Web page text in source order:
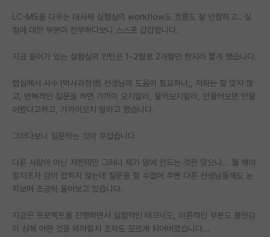
LC-MS를 다루는 대사체 실험실의 workflow도 흐름도 잘 안잡히고.. 실
험에 대한 부분이 전무하다보니 스스로 갑갑합니다.
지금 들어가 있는 실험실의 인턴은 1~2월로 2개월만 한지라 짧게 했습니다.
랩실에서 사수 (박사과정생) 선생님의 도움이 필요하나,, 저와는 잘 맞지 않
고, 반복적인 질문을 하면 가까이 오지말라, 물어보지말라, 안물어보면 안물
어봤다고하고, 가까이오지 말라고 했습니다.
그러다보니 질문하는 것이 무섭습니다
다른 사람이 아닌 저한테만 그러니 제가 맘에 안드는 것은 맞으나... 뭘 해야
할지조차 감이 잡히지 않는데 질문을 할 수없어 주변 다른 선생님들께도 눈
치보며 조금씩 물어보고 있습니다.
지금은 프로젝트를 진행하면서 실험적인 테크닉도, 이론적인 부분도 불안감
이 심해 어떤 것을 봐야할지 조차도 모르게 되어버렸습니다...